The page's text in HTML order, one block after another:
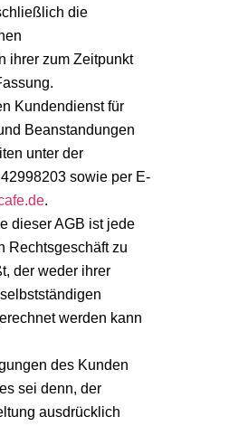
die
ihrer zum Zeitpunkt
Kundendienst für
Beanstandungen
unter der
sowie per E-
.
dieser AGB ist jede
Rechtsgeschäft zu
der weder ihrer
werden kann
des Kunden
sei denn, der
ausdrücklich